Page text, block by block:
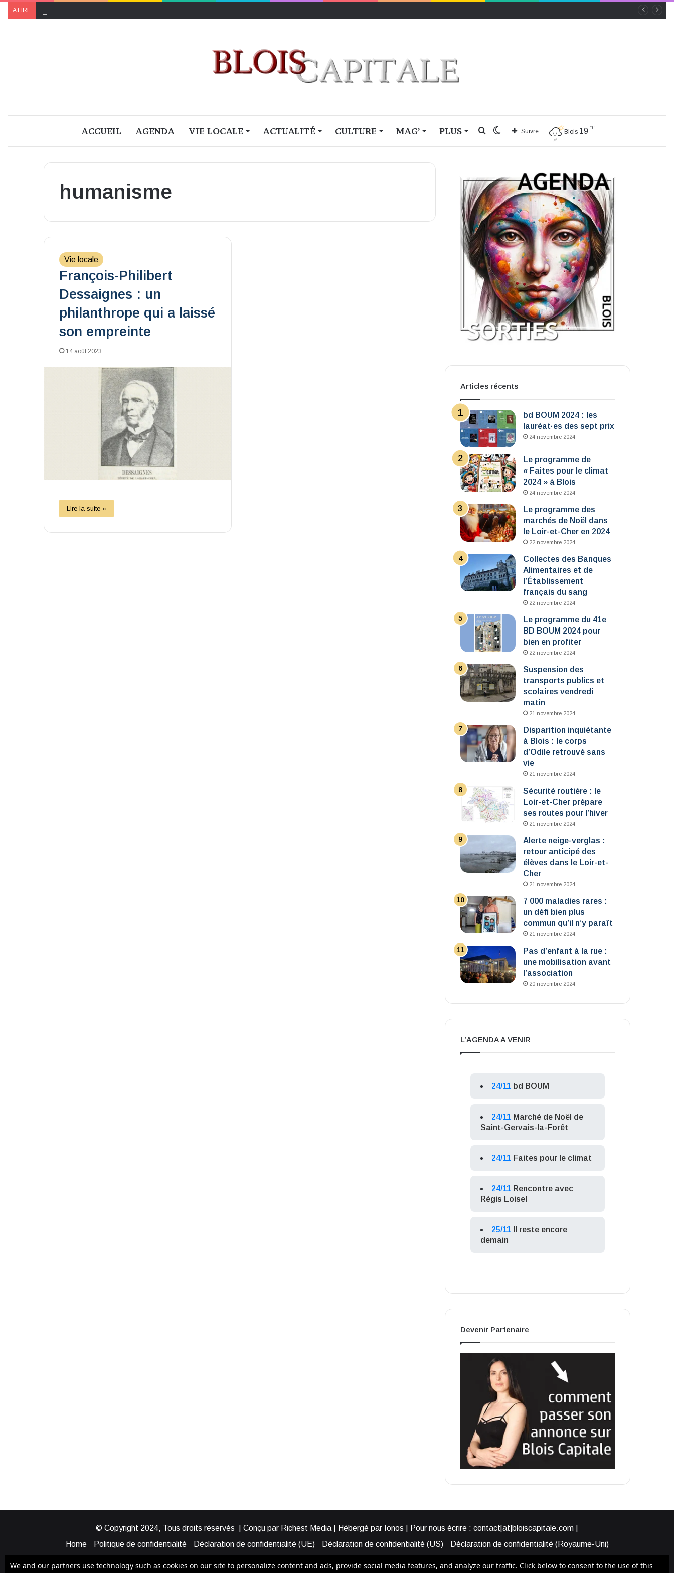
A LIRE
ACCUEIL AGENDA VIE LOCALE ACTUALITÉ CULTURE MAG’ PLUS Blois 19 ℃
Suivre
Switch
Rechercher
humanisme
Vie locale
François-Philibert
Dessaignes : un
philanthrope qui a laissé
son empreinte
14 août 2023
Lire la suite »
Articles récents
bd BOUM 2024 : les
lauréat·es des sept prix
24 novembre 2024
Le programme de
« Faites pour le climat
2024 » à Blois
24 novembre 2024
Le programme des
marchés de Noël dans
le Loir-et-Cher en 2024
22 novembre 2024
Collectes des Banques
Alimentaires et de
l’Établissement
français du sang
22 novembre 2024
Le programme du 41e
BD BOUM 2024 pour
bien en profiter
22 novembre 2024
Suspension des
transports publics et
scolaires vendredi
matin
21 novembre 2024
Disparition inquiétante
à Blois : le corps
d’Odile retrouvé sans
vie
21 novembre 2024
Sécurité routière : le
Loir-et-Cher prépare
ses routes pour l’hiver
21 novembre 2024
Alerte neige-verglas :
retour anticipé des
élèves dans le Loir-et-
Cher
21 novembre 2024
7 000 maladies rares :
un défi bien plus
commun qu’il n’y paraît
21 novembre 2024
Pas d’enfant à la rue :
une mobilisation avant
l’association
20 novembre 2024
L’AGENDA A VENIR
24/11 bd BOUM
24/11 Marché de Noël de
Saint-Gervais-la-Forêt
24/11 Faites pour le climat
24/11 Rencontre avec
Régis Loisel
25/11
Il reste encore
demain
Devenir Partenaire
© Copyright 2024, Tous droits réservés | Conçu par Richest Media | Hébergé par Ionos | Pour nous écrire : contact[at]bloiscapitale.com |
Home
Politique de confidentialité Déclaration de confidentialité (UE) Déclaration de confidentialité (US)
Déclaration de confidentialité (Royaume-Uni)
We and our partners use technology such as cookies on our site to personalize content and ads, provide social media features, and analyze our traffic. Click below to consent to the use of this